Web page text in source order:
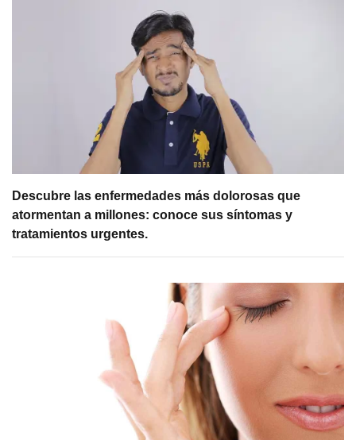
Descubre las enfermedades más dolorosas que
atormentan a millones: conoce sus síntomas y
tratamientos urgentes.